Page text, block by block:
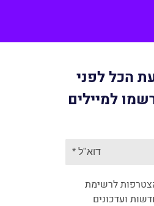
הכל לפני
למיילים
לרשימת
ועדכונים